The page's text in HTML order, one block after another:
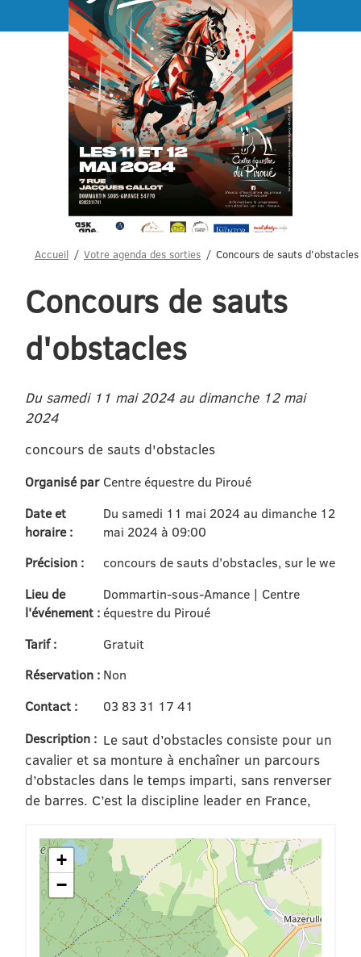
Menu
Accueil Votre agenda des sorties Concours de sauts d'obstacles
Concours de sauts
d'obstacles
Du samedi 11 mai 2024 au dimanche 12 mai
2024
concours de sauts d'obstacles
Organisé par Centre équestre du Piroué
Date et
horaire :
Du samedi 11 mai 2024 au dimanche 12
mai 2024 à 09:00
Précision :
concours de sauts d'obstacles, sur le we
Lieu de
l'événement :
Dommartin-sous-Amance | Centre
équestre du Piroué
Tarif :
Gratuit
Réservation : Non
Contact :
03 83 31 17 41
Description : Le saut d’obstacles consiste pour un
cavalier et sa monture à enchaîner un parcours
d’obstacles dans le temps imparti, sans renverser
de barres. C’est la discipline leader en France,
+
−